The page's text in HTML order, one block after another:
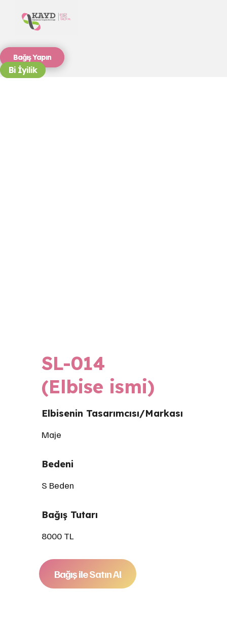
Bağış Yapın
Bi İyilik
SL-014
(Elbise ismi)
Elbisenin Tasarımcısı/Markası
Maje
Bedeni
S Beden
Bağış Tutarı
8000 TL
Bağış ile Satın Al